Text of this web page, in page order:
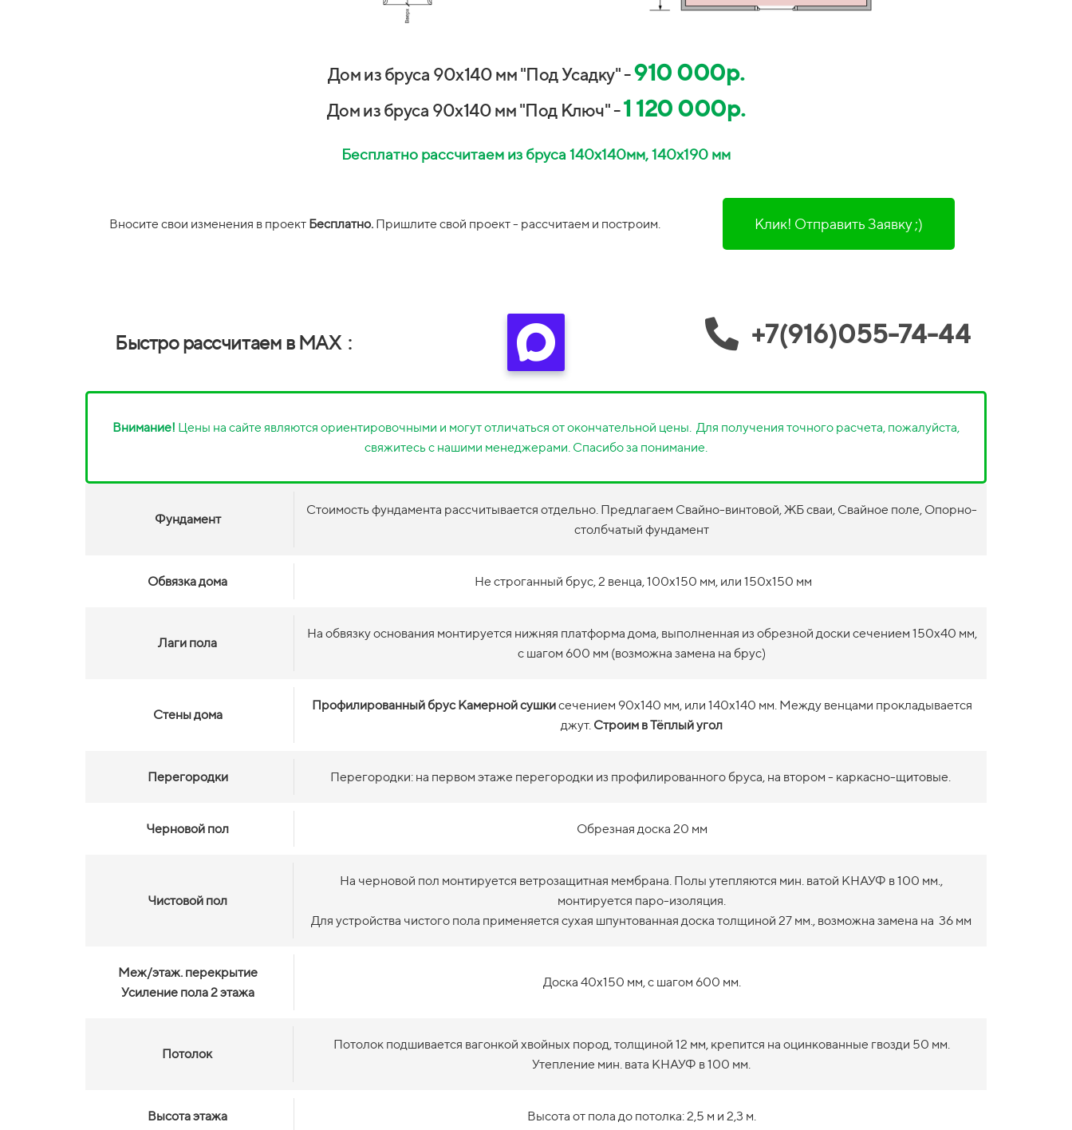
Дом из бруса 90х140 мм "Под Усадку" -910 000р.
Дом из бруса 90х140 мм "Под Ключ" -1 120 000р.
Бесплатно рассчитаем из бруса 140х140мм, 140х190 мм
Вносите свои изменения в проект Бесплатно. Пришлите свой проект - рассчитаем и построим. Клик! Отправить Заявку ;)
Быстро рассчитаем в MAX : +7(916)055-74-44
Внимание! Цены на сайте являются ориентировочными и могут отличаться от окончательной цены. Для получения точного расчета, пожалуйста,
свяжитесь с нашими менеджерами. Спасибо за понимание.
Фундамент
Стоимость фундамента рассчитывается отдельно. Предлагаем Свайно-винтовой, ЖБ сваи, Свайное поле, Опорно-
столбчатый фундамент
Обвязка дома Не строганный брус, 2 венца, 100х150 мм, или 150х150 мм
Лаги пола
На обвязку основания монтируется нижняя платформа дома, выполненная из обрезной доски сечением 150х40 мм,
с шагом 600 мм (возможна замена на брус)
Стены дома
Профилированный брус Камерной сушкисечением 90х140 мм, или 140х140 мм. Между венцами прокладывается
джут. Строим в Тёплый угол
Перегородки Перегородки: на первом этаже перегородки из профилированного бруса, на втором - каркасно-щитовые.
Черновой пол Обрезная доска 20 мм
Чистовой пол
На черновой пол монтируется ветрозащитная мембрана. Полы утепляются мин. ватой КНАУФ в 100 мм.,
монтируется паро-изоляция.
Для устройства чистого пола применяется сухая шпунтованная доска толщиной 27 мм., возможна замена на 36 мм
Меж/этаж. перекрытие
Усиление пола 2 этажа
Доска 40х150 мм, с шагом 600 мм.
Потолок
Потолок подшивается вагонкой хвойных пород, толщиной 12 мм, крепится на оцинкованные гвозди 50 мм.
Утепление мин. вата КНАУФ в 100 мм.
Высота этажа Высота от пола до потолка: 2,5 м и 2,3 м.